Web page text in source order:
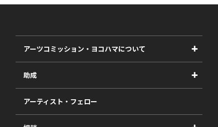
アーツコミッション・ヨコハマについて
事業紹介
事業報告書
助成
2027年度
2026年度
アーティスト・フェロー